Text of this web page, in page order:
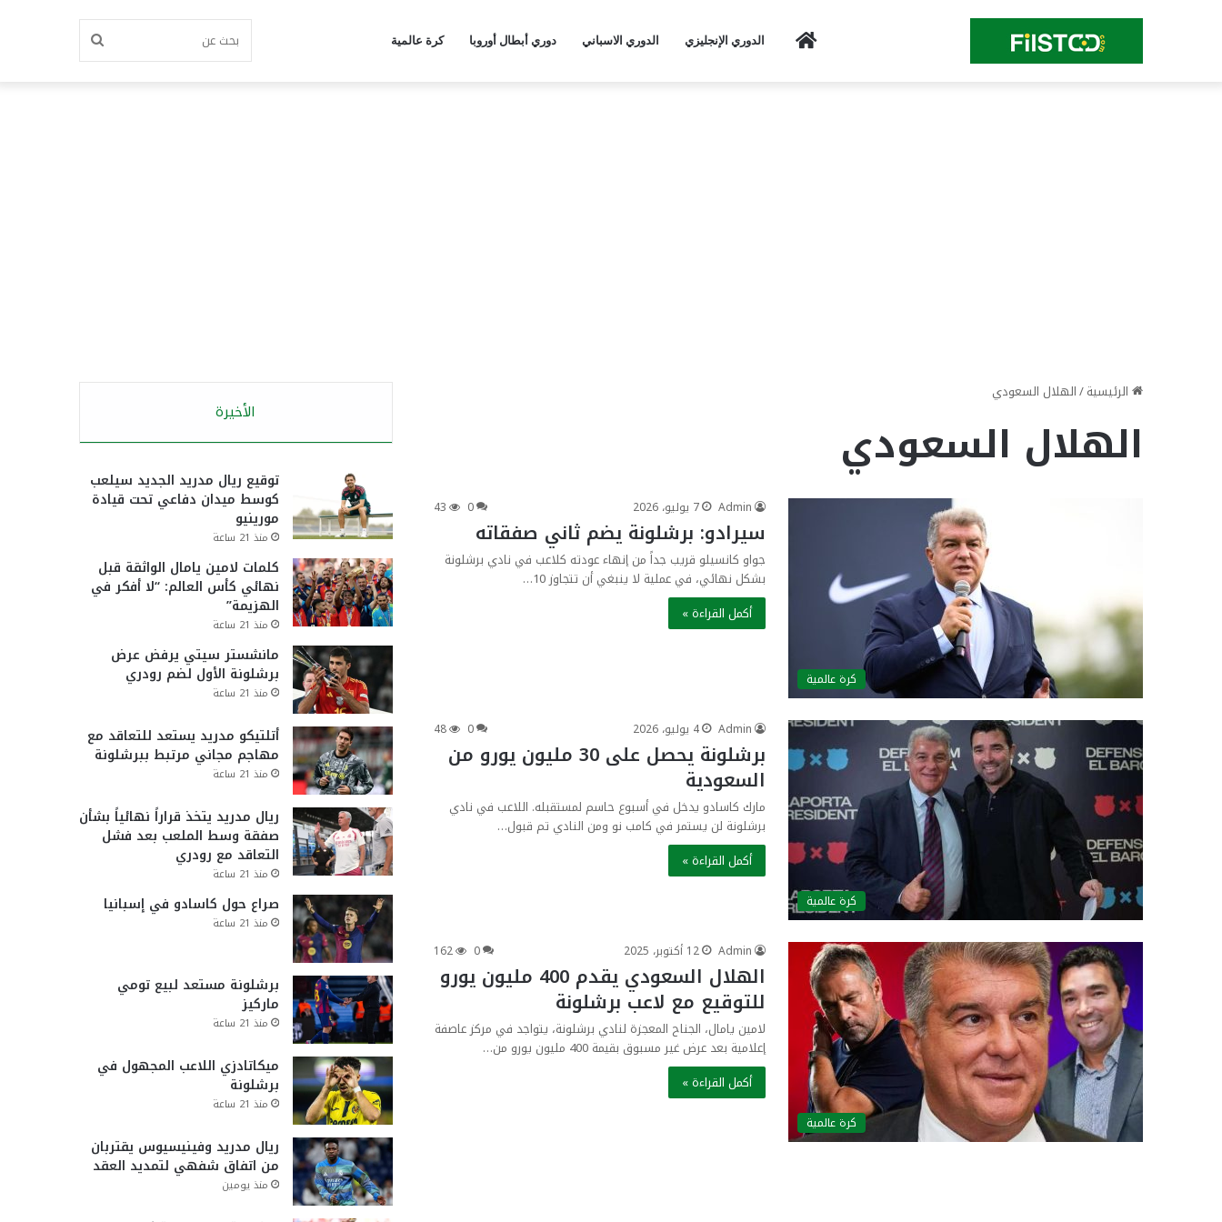
Home الدوري الإنجليزي الدوري الاسباني دوري أبطال أوروبا كرة عالمية بحث
الرئيسية/الهلال السعودي
الهلال السعودي
كرة عالمية
Admin 7 يوليو، 2026 0
43
سيرادو: برشلونة يضم ثاني صفقاته
جواو كانسيلو قريب جداً من إنهاء عودته كلاعب في نادي برشلونة
بشكل نهائي، في عملية لا ينبغي أن تتجاوز 10…
أكمل القراءة »
كرة عالمية
Admin 4 يوليو، 2026 0
48
برشلونة يحصل على 30 مليون يورو من
السعودية
مارك كاسادو يدخل في أسبوع حاسم لمستقبله. اللاعب في نادي
برشلونة لن يستمر في كامب نو ومن النادي تم قبول…
أكمل القراءة »
كرة عالمية
Admin 12 أكتوبر، 2025 0
162
الهلال السعودي يقدم 400 مليون يورو
للتوقيع مع لاعب برشلونة
لامين يامال، الجناح المعجزة لنادي برشلونة، يتواجد في مركز عاصفة
إعلامية بعد عرض غير مسبوق بقيمة 400 مليون يورو من…
أكمل القراءة »
الأخيرة
توقيع ريال مدريد الجديد سيلعب
كوسط ميدان دفاعي تحت قيادة
مورينيو
منذ 21 ساعة
كلمات لامين يامال الواثقة قبل
نهائي كأس العالم: “لا أفكر في
الهزيمة”
منذ 21 ساعة
مانشستر سيتي يرفض عرض
برشلونة الأول لضم رودري
منذ 21 ساعة
أتلتيكو مدريد يستعد للتعاقد مع
مهاجم مجاني مرتبط ببرشلونة
منذ 21 ساعة
ريال مدريد يتخذ قراراً نهائياً بشأن
صفقة وسط الملعب بعد فشل
التعاقد مع رودري
منذ 21 ساعة
صراع حول كاسادو في إسبانيا
منذ 21 ساعة
برشلونة مستعد لبيع تومي
ماركيز
منذ 21 ساعة
ميكاتادزي اللاعب المجهول في
برشلونة
منذ 21 ساعة
ريال مدريد وفينيسيوس يقتربان
من اتفاق شفهي لتمديد العقد
منذ يومين